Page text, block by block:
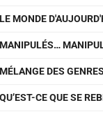
MONDE
DES GENRES
CE QUE SE